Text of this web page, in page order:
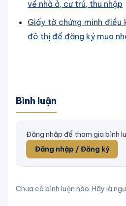
về nhà ở, cư trú, thu nhập
Giấy tờ chứng minh điều
đô thị để đăng ký mua
Bình luận
Đăng nhập để tham gia bình
Đăng nhập / Đăng ký
Chưa có bình luận nào. Hãy là